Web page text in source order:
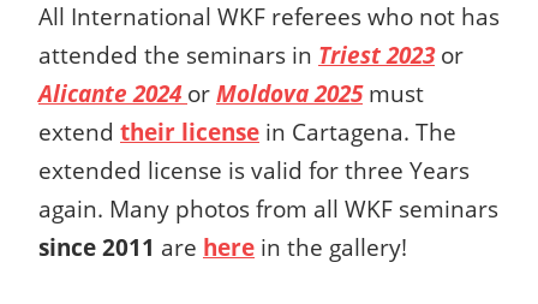
All International WKF referees who not has
attended the seminars in Triest 2023or
Alicante 2024 or Moldova 2025must
extend their license in Cartagena. The
extended license is valid for three Years
again. Many photos from all WKF seminars
since 2011 are here in the gallery!